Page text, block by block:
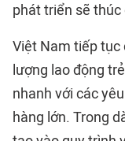
phát triển sẽ
Việt Nam tiếp tục
lượng lao động
nhanh với các
hàng lớn. Trong